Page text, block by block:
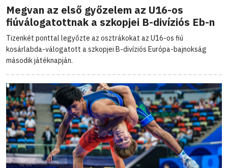
Megvan az első győzelem az U16-os
fiúválogatottnak a szkopjei B-divíziós Eb-n
Tizenkét ponttal legyőzte az osztrákokat az U16-os fiú
kosárlabda-válogatott a szkopjei B-divíziós Európa-bajnokság
második játéknapján.